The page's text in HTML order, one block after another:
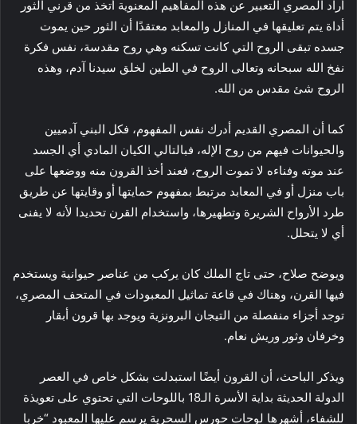
أراد المصري التعبير عن هذه المفاهيم المعنوية أتخذ من قرني الثور
أداة يتم تعليقها في المنازل والمعابد معتقدًا أن الثور حين يموت
جسده تبقى الروح التي كانت تسكنه وهي روح مقدسة، نفس فكرة
نفخ الله سبحانه وتعالى الروح في الطين لخلق سيدنا آدم، وهذه
الروح شئ مقدس من الله.
كما أن المصري القديم أدرك نفس المفهوم، فكل البني آدميين
والحيوانات فيهم من روح الإله، فبالتالي الكيان المادي أي الجسد
عند موته وفناءه لا تموت الروح، فعند أخذ القرون منه ووضعها على
باب منزل أو في المعابد مرتبط بمفهوم حمايتها أو وقايتها عن طريق
طرد الأرواح الشريرة وتطهيرها، واستخدام القرن تحديدا لأنه لا يفنى
أي لا يتحلل.
ويوضح صلاح، حتى تاج الملك كان يركب من عناصر حيوانية ويستخدم
فيها القرن، وهناك في قاعة تماثيل المعبودات في المتحف المصري،
توجد أجزاء منفصلة من التيجان البرونزية ويوجد بها قرون أبقار
وخرفان وثور وريش نعام.
ويذكر الباحث، أن القرون أيضًا استبدلت بشكل خاص في العصر
الدولة الحديثة بداية الأسرة الـ18 باللوحات التي تحتوي على تعويذة
للشفاء، أشهرها لوحات حورس السحرية يرسم عليها المعبود “خربا